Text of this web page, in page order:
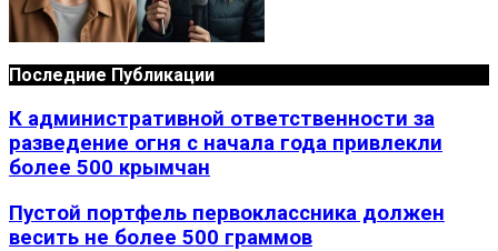
Последние Публикации
К административной ответственности за
разведение огня с начала года привлекли
более 500 крымчан
Пустой портфель первоклассника должен
весить не более 500 граммов